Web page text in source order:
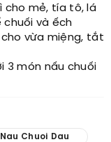
cho mẻ, tía tô, lá
và ếch
vừa miệng, tắt
3 món nấu chuối
Chuoi Dau